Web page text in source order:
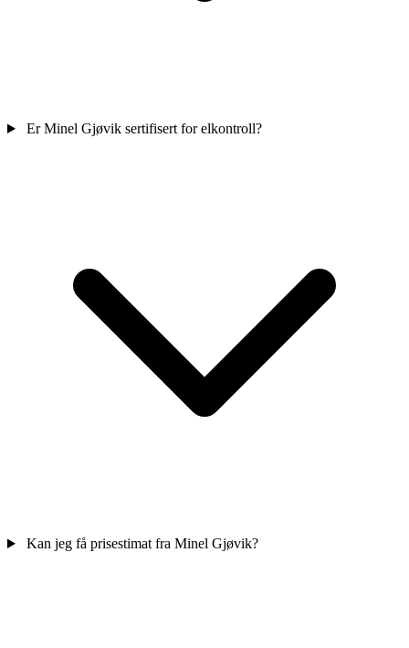
Er Minel Gjøvik sertifisert for elkontroll?
Kan jeg få prisestimat fra Minel Gjøvik?